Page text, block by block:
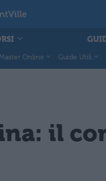
Master Online Guide Utili
il